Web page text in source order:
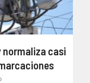
normaliza casi